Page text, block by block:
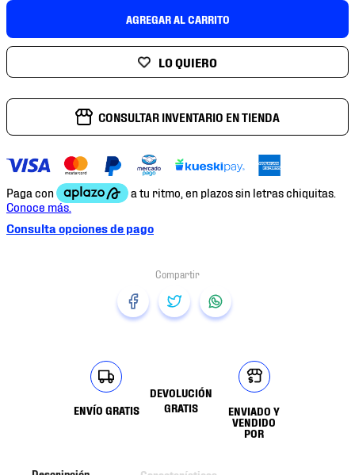
AGREGAR AL CARRITO
CONSULTAR INVENTARIO EN TIENDA
Consulta opciones de pago
ENVÍO GRATIS
DEVOLUCIÓN
GRATIS
ENVIADO Y
VENDIDO
POR
8.
chivas